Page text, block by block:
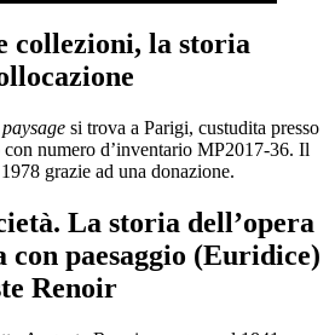
collezioni, la storia
si trova a Parigi, custudita presso
numero d’inventario MP2017-36. Il
grazie ad una donazione.
La storia dell’opera
con paesaggio (Euridice)
Renoir